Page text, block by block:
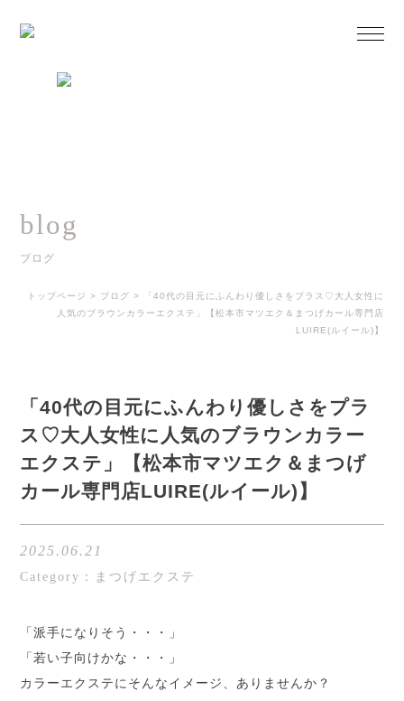
blog
ブログ
トップページ > ブログ >
「40代の目元にふんわり優しさをプラス♡大人女性に
人気のブラウンカラーエクステ」【松本市マツエク＆まつげカール専門店
LUIRE(ルイール)】
「40代の目元にふんわり優しさをプラ
ス♡大人女性に人気のブラウンカラー
エクステ」【松本市マツエク＆まつげ
カール専門店LUIRE(ルイール)】
2025.06.21
Category：まつげエクステ
「派手になりそう・・・」
「若い子向けかな・・・」
カラーエクステにそんなイメージ、ありませんか？